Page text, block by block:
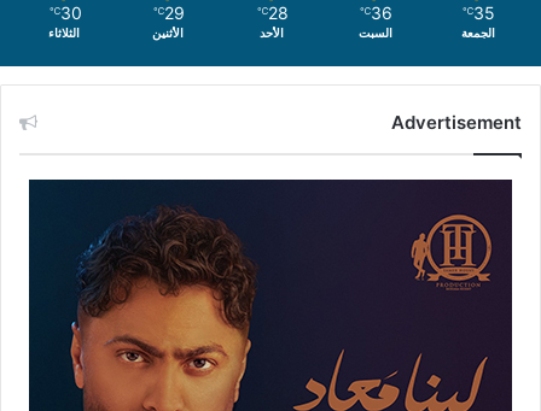
35
℃
الجمعة
36
℃
السبت
28
℃
الأحد
29
℃
الأثنين
30
℃
الثلاثاء
Advertisement